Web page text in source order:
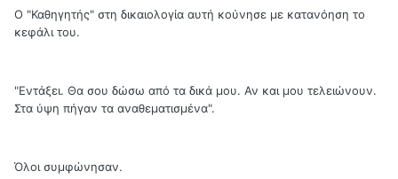
Ο "Καθηγητής" στη δικαιολογία αυτή κούνησε με κατανόηση το
κεφάλι του.
"Εντάξει. Θα σου δώσω από τα δικά μου. Αν και μου τελειώνουν.
Στα ύψη πήγαν τα αναθεματισμένα".
Όλοι συμφώνησαν.